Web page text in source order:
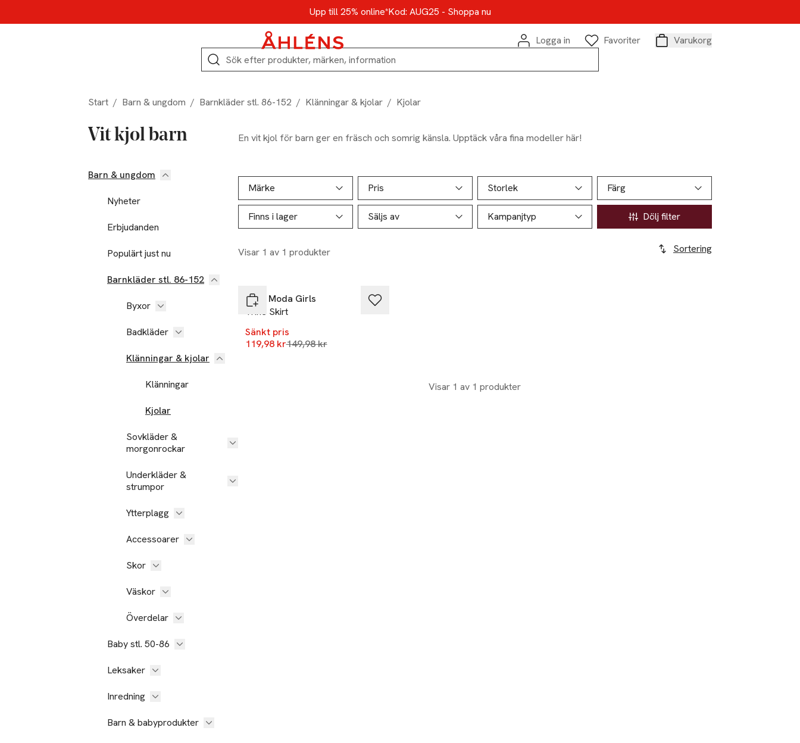
Upp till 25% online*Kod: AUG25 - Shoppa nu
Logga in
Favoriter
Varukorg
Sök
Start / Barn & ungdom / Barnkläder stl. 86-152 / Klänningar & kjolar / Kjolar
Vit kjol barn En vit kjol för barn ger en fräsch och somrig känsla. Upptäck våra fina modeller här!
Hoppa till produktsidan
Barn & ungdom
Nyheter
Erbjudanden
Populärt just nu
Barnkläder stl. 86-152
Byxor
Badkläder
Klänningar & kjolar
Klänningar
Kjolar
Sovkläder &
morgonrockar
Underkläder &
strumpor
Ytterplagg
Accessoarer
Skor
Väskor
Överdelar
Baby stl. 50-86
Leksaker
Inredning
Barn & babyprodukter
Hoppa till produktsidan
Märke
Pris Storlek Färg
Finns i lager Säljs av Kampanjtyp Dölj filter
Visar 1 av 1 produkter Sortering
Lista över produkter
Vero Moda Girls
Trine Skirt
Sänkt pris
119,98 krLägsta pris 30 dagar
149,98 kr
Visar 1 av 1 produkter